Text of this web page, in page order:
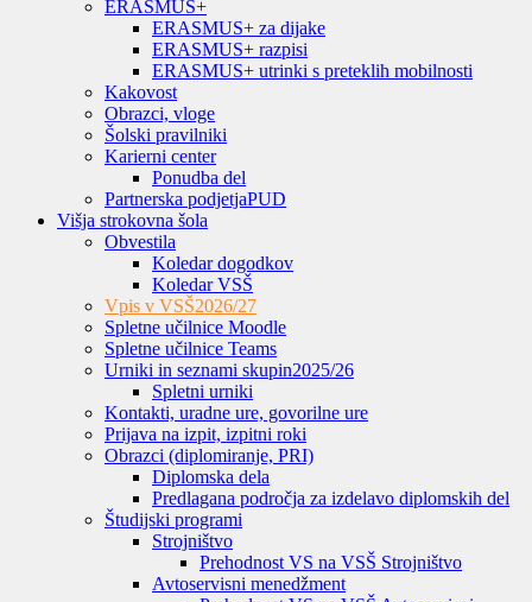
ERASMUS+
ERASMUS+ za dijake
ERASMUS+ razpisi
ERASMUS+ utrinki s preteklih mobilnosti
Kakovost
Obrazci, vloge
Šolski pravilniki
Karierni center
Ponudba del
Partnerska podjetjaPUD
Višja strokovna šola
Obvestila
Koledar dogodkov
Koledar VSŠ
Vpis v VSŠ2026/27
Spletne učilnice Moodle
Spletne učilnice Teams
Urniki in seznami skupin2025/26
Spletni urniki
Kontakti, uradne ure, govorilne ure
Prijava na izpit, izpitni roki
Obrazci (diplomiranje, PRI)
Diplomska dela
Predlagana področja za izdelavo diplomskih del
Študijski programi
Strojništvo
Prehodnost VS na VSŠ Strojništvo
Avtoservisni menedžment